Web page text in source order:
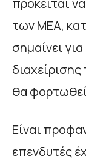
πρόκειται
των ΜΕΑ,
σημαίνει
θα
Είναι
επενδυτές